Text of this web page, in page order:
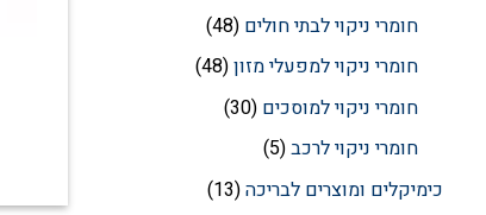
חומרי ניקוי לבתי חולים 48
חומרי ניקוי למפעלי מזון 48
חומרי ניקוי למוסכים 30
חומרי ניקוי לרכב 5
כימיקלים ומוצרים לבריכה 13